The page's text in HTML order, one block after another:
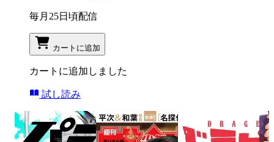
毎月25日頃配信
カートに追加
カートに追加しました
試し読み